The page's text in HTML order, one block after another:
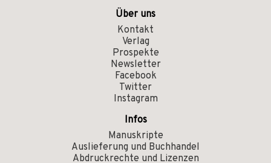
Über uns
Kontakt
Verlag
Prospekte
Newsletter
Facebook
Twitter
Instagram
Infos
Manuskripte
Auslieferung und Buchhandel
Abdruckrechte und Lizenzen